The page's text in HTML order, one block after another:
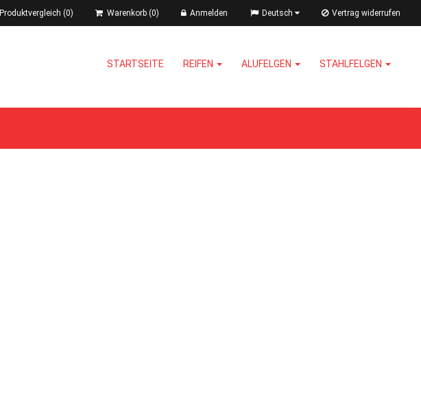
Produktvergleich (0) Warenkorb (0) Anmelden Deutsch Vertrag widerrufen
STARTSEITE REIFEN ALUFELGEN STAHLFELGEN